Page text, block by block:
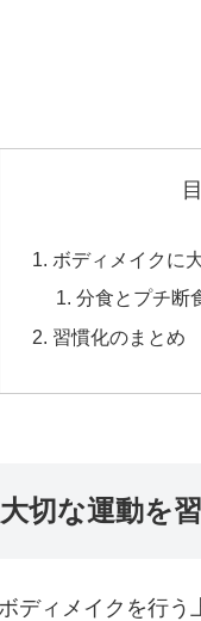
ボディメイクに
分食とプチ断
習慣化のまとめ
切な運動を
ディメイクを行う